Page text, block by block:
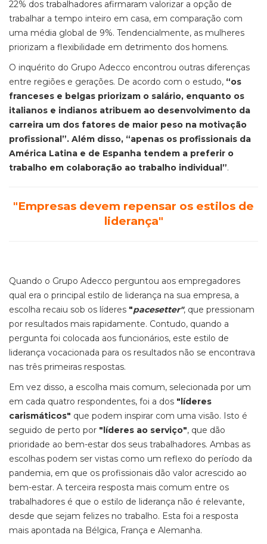
22% dos trabalhadores afirmaram valorizar a opção de
trabalhar a tempo inteiro em casa, em comparação com
uma média global de 9%. Tendencialmente, as mulheres
priorizam a flexibilidade em detrimento dos homens.
O inquérito do Grupo Adecco encontrou outras diferenças
entre regiões e gerações. De acordo com o estudo, “os
franceses e belgas priorizam o salário, enquanto os
italianos e indianos atribuem ao desenvolvimento da
carreira um dos fatores de maior peso na motivação
profissional”. Além disso, “apenas os profissionais da
América Latina e de Espanha tendem a preferir o
trabalho em colaboração ao trabalho individual”.
"Empresas devem repensar os estilos de
liderança"
Quando o Grupo Adecco perguntou aos empregadores
qual era o principal estilo de liderança na sua empresa, a
escolha recaiu sob os líderes "pacesetter", que pressionam
por resultados mais rapidamente. Contudo, quando a
pergunta foi colocada aos funcionários, este estilo de
liderança vocacionada para os resultados não se encontrava
nas três primeiras respostas.
Em vez disso, a escolha mais comum, selecionada por um
em cada quatro respondentes, foi a dos "líderes
carismáticos" que podem inspirar com uma visão. Isto é
seguido de perto por "líderes ao serviço", que dão
prioridade ao bem-estar dos seus trabalhadores. Ambas as
escolhas podem ser vistas como um reflexo do período da
pandemia, em que os profissionais dão valor acrescido ao
bem-estar. A terceira resposta mais comum entre os
trabalhadores é que o estilo de liderança não é relevante,
desde que sejam felizes no trabalho. Esta foi a resposta
mais apontada na Bélgica, França e Alemanha.